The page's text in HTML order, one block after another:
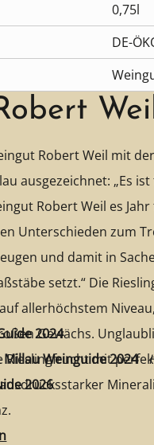
0,75l
DE-
Robert Weil mit
ausgezeichnet: „Es
Robert Weil es
Unterschieden zum
und damit in
Rieslinge von Robert
allerhöchstem
Gewächs.
Rieslingfrucht mit
2024
Weinguide 2024-
2026